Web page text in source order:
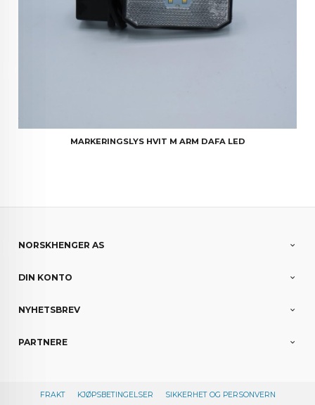
MARKERINGSLYS HVIT M ARM DAFA LED
NORSKHENGER AS
DIN KONTO
NYHETSBREV
PARTNERE
FRAKT KJØPSBETINGELSER SIKKERHET OG PERSONVERN